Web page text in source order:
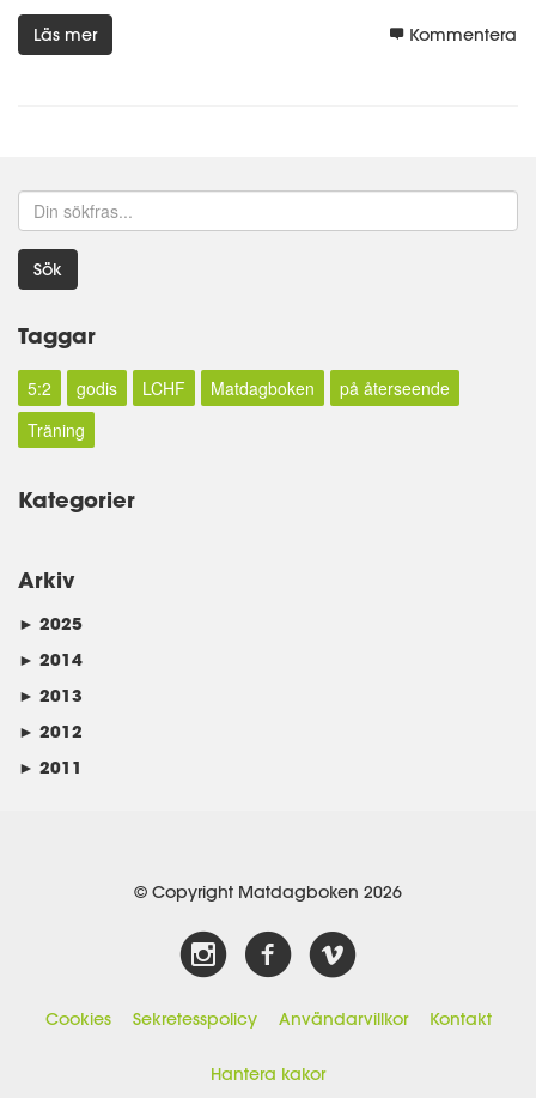
Läs mer Kommentera
Sök
Taggar
5:2 godis LCHF Matdagboken
på återseende
Träning
Kategorier
Arkiv
► 2025
► 2014
► 2013
► 2012
► 2011
© Copyright Matdagboken 2026
Cookies Sekretesspolicy Användarvillkor Kontakt
Hantera kakor